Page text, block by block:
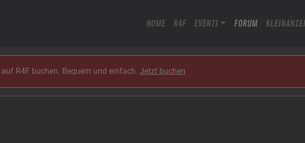
HOME R4F EVENTS FORUM
auf R4F buchen. Bequem und einfach.Jetzt buchen